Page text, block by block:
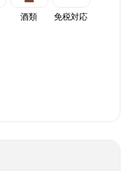
酒類 免税対応